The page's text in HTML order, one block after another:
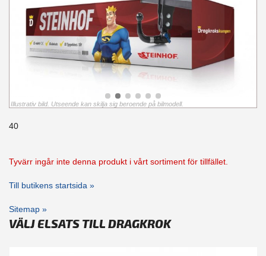
Illustrativ bild. Utseende kan skilja sig beroende på bilmodell.
40
Tyvärr ingår inte denna produkt i vårt sortiment för tillfället.
Till butikens startsida »
Sitemap »
VÄLJ ELSATS TILL DRAGKROK